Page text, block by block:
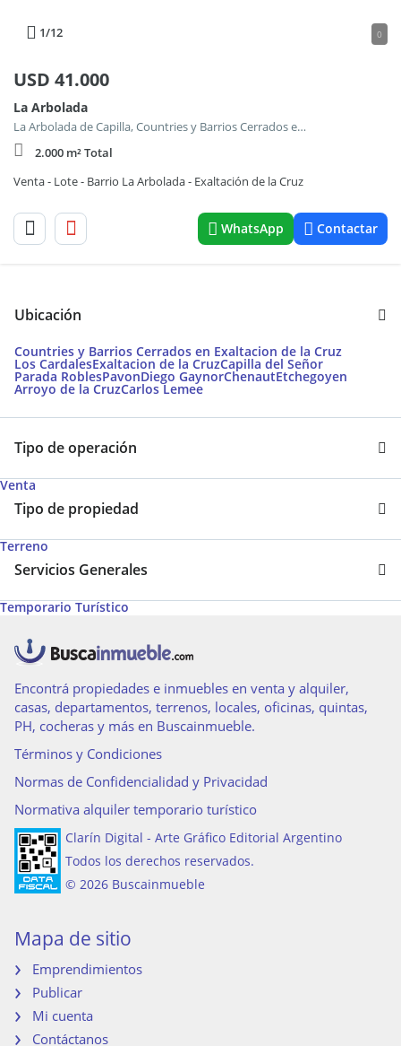
1/12 0
USD 41.000
La Arbolada
La Arbolada de Capilla, Countries y Barrios Cerrados en Exaltacion de la Cruz
2.000 m² Total
Venta - Lote - Barrio La Arbolada - Exaltación de la Cruz
WhatsApp Contactar
Ubicación
Countries y Barrios Cerrados en Exaltacion de la Cruz
Los CardalesExaltacion de la CruzCapilla del Señor
Parada RoblesPavonDiego GaynorChenautEtchegoyen
Arroyo de la CruzCarlos Lemee
Tipo de operación
Venta
Tipo de propiedad
Terreno
Servicios Generales
Temporario Turístico
Encontrá propiedades e inmuebles en venta y alquiler,
casas, departamentos, terrenos, locales, oficinas, quintas,
PH, cocheras y más en Buscainmueble.
Términos y Condiciones
Normas de Confidencialidad y Privacidad
Normativa alquiler temporario turístico
Clarín Digital - Arte Gráfico Editorial Argentino
Todos los derechos reservados.
© 2026 Buscainmueble
Mapa de sitio
Emprendimientos
Publicar
Mi cuenta
Contáctanos